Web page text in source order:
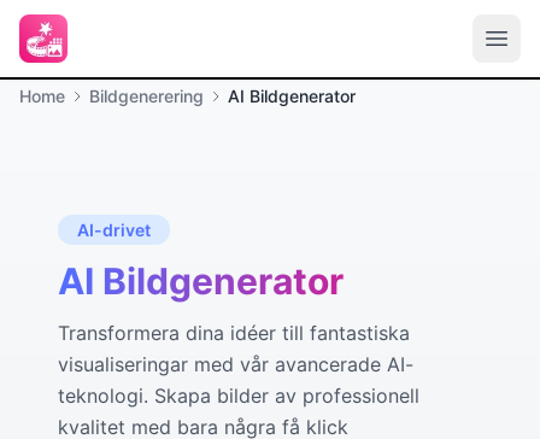
Home Bildgenerering AI Bildgenerator
AI-drivet
AI Bildgenerator
Transformera dina idéer till fantastiska
visualiseringar med vår avancerade AI-
teknologi. Skapa bilder av professionell
kvalitet med bara några få klick